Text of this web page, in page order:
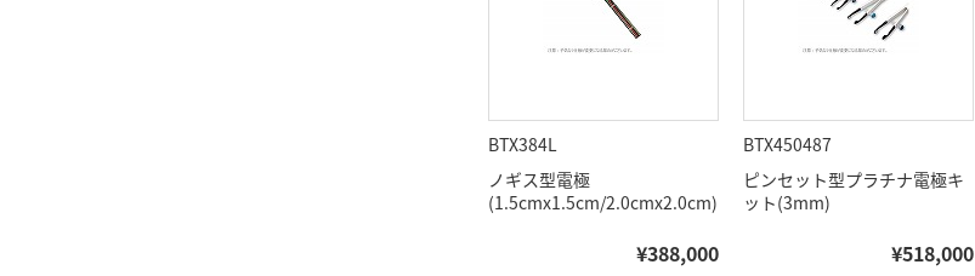
BTX384L
ノギス型電極
(1.5cmx1.5cm/2.0cmx2.0cm)
¥388,000
BTX450487
ピンセット型プラチナ電極キ
ット(3mm)
¥518,000